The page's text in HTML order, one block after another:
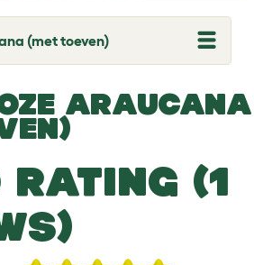
(met toeven)
ARAUCANA
RATING (1